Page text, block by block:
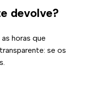
devolve?
horas que
se os